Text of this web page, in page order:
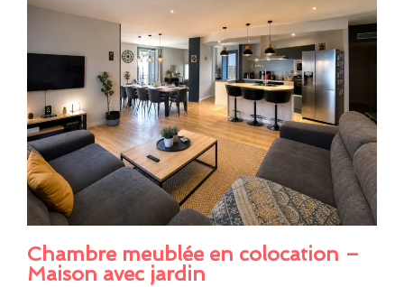
Chambre meublée en colocation –
Maison avec jardin